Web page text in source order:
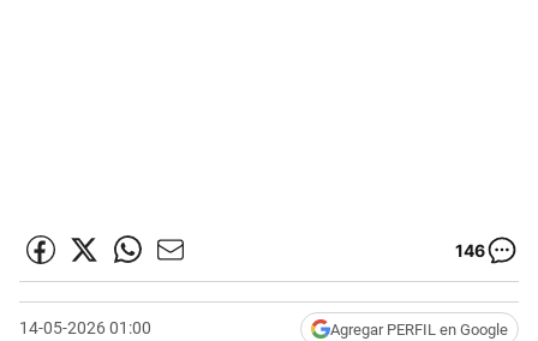
146
14-05-2026 01:00 Agregar PERFIL en Google